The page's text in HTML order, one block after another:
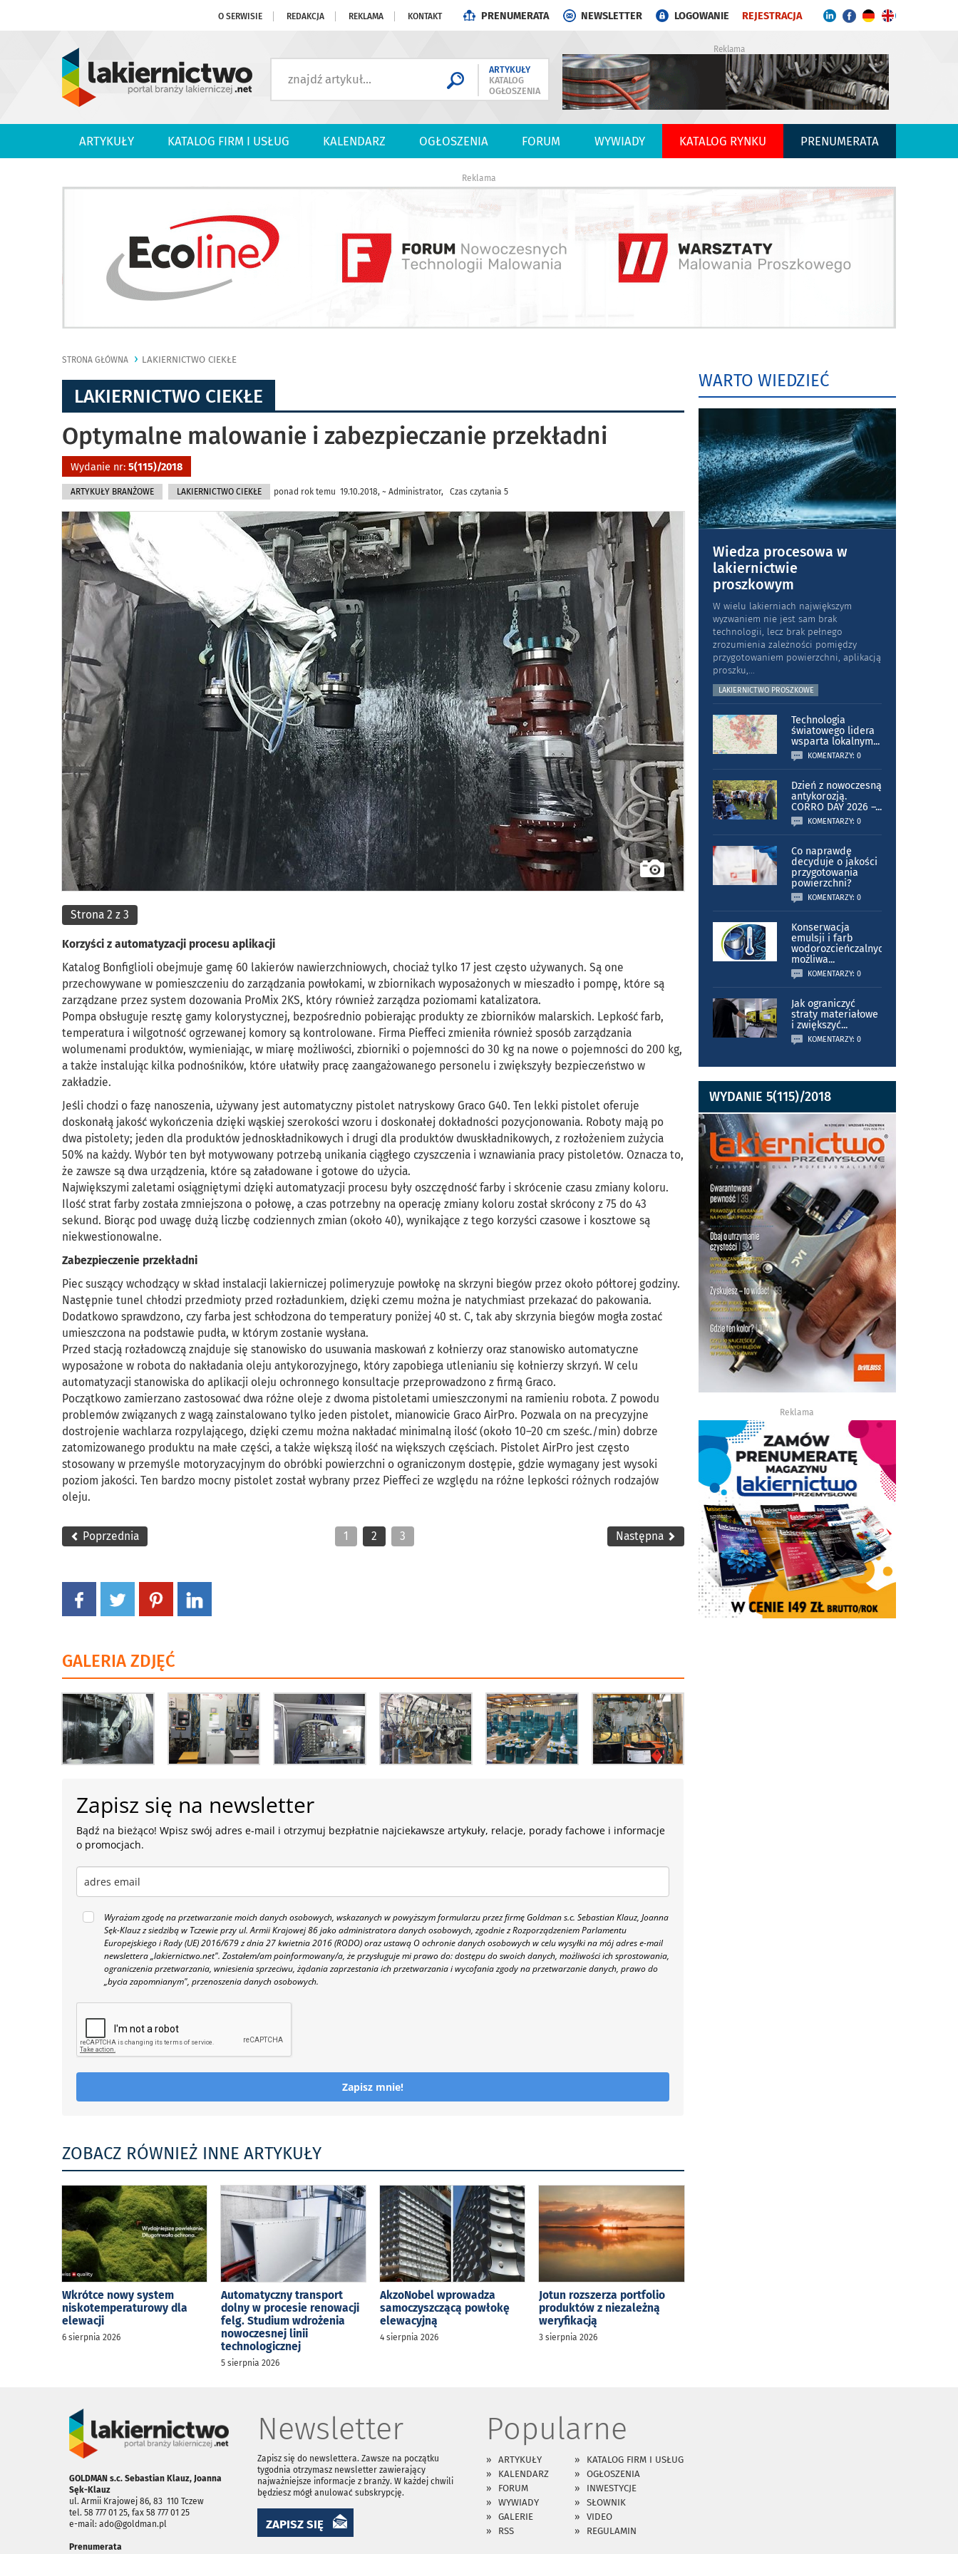
O SERWISIE REDAKCJA REKLAMA KONTAKT PRENUMERATA NEWSLETTER LOGOWANIE REJESTRACJA
ARTYKUŁY
KATALOG
OGŁOSZENIA
Reklama
ARTYKUŁY KATALOG FIRM I USŁUG KALENDARZ OGŁOSZENIA FORUM WYWIADY KATALOG RYNKU PRENUMERATA
Reklama
STRONA GŁÓWNA LAKIERNICTWO CIEKŁE
LAKIERNICTWO CIEKŁE
Optymalne malowanie i zabezpieczanie przekładni
Wydanie nr: 5(115)/2018
ARTYKUŁY BRANŻOWE LAKIERNICTWO CIEKŁE ponad rok temu 19.10.2018, ~ Administrator, Czas czytania 5
Strona 2 z 3
Korzyści z automatyzacji procesu aplikacji
Katalog Bonfiglioli obejmuje gamę 60 lakierów nawierzchniowych, chociaż tylko 17 jest często używanych. Są one
przechowywane w pomieszczeniu do zarządzania powłokami, w zbiornikach wyposażonych w mieszadło i pompę, które są
zarządzane przez system dozowania ProMix 2KS, który również zarządza poziomami katalizatora.
Pompa obsługuje resztę gamy kolorystycznej, bezpośrednio pobierając produkty ze zbiorników malarskich. Lepkość farb,
temperatura i wilgotność ogrzewanej komory są kontrolowane. Firma Pieffeci zmieniła również sposób zarządzania
wolumenami produktów, wymieniając, w miarę możliwości, zbiorniki o pojemności do 30 kg na nowe o pojemności do 200 kg,
a także instalując kilka podnośników, które ułatwiły pracę zaangażowanego personelu i zwiększyły bezpieczeństwo w
zakładzie.
Jeśli chodzi o fazę nanoszenia, używany jest automatyczny pistolet natryskowy Graco G40. Ten lekki pistolet oferuje
doskonałą jakość wykończenia dzięki wąskiej szerokości wzoru i doskonałej dokładności pozycjonowania. Roboty mają po
dwa pistolety; jeden dla produktów jednoskładnikowych i drugi dla produktów dwuskładnikowych, z rozłożeniem zużycia
50% na każdy. Wybór ten był motywowany potrzebą unikania ciągłego czyszczenia i wznawiania pracy pistoletów. Oznacza to,
że zawsze są dwa urządzenia, które są załadowane i gotowe do użycia.
Największymi zaletami osiągniętymi dzięki automatyzacji procesu były oszczędność farby i skrócenie czasu zmiany koloru.
Ilość strat farby została zmniejszona o połowę, a czas potrzebny na operację zmiany koloru został skrócony z 75 do 43
sekund. Biorąc pod uwagę dużą liczbę codziennych zmian (około 40), wynikające z tego korzyści czasowe i kosztowe są
niekwestionowalne.
Zabezpieczenie przekładni
Piec suszący wchodzący w skład instalacji lakierniczej polimeryzuje powłokę na skrzyni biegów przez około półtorej godziny.
Następnie tunel chłodzi przedmioty przed rozładunkiem, dzięki czemu można je natychmiast przekazać do pakowania.
Dodatkowo sprawdzono, czy farba jest schłodzona do temperatury poniżej 40 st. C, tak aby skrzynia biegów mogła zostać
umieszczona na podstawie pudła, w którym zostanie wysłana.
Przed stacją rozładowczą znajduje się stanowisko do usuwania maskowań z kołnierzy oraz stanowisko automatyczne
wyposażone w robota do nakładania oleju antykorozyjnego, który zapobiega utlenianiu się kołnierzy skrzyń. W celu
automatyzacji stanowiska do aplikacji oleju ochronnego konsultacje przeprowadzono z firmą Graco.
Początkowo zamierzano zastosować dwa różne oleje z dwoma pistoletami umieszczonymi na ramieniu robota. Z powodu
problemów związanych z wagą zainstalowano tylko jeden pistolet, mianowicie Graco AirPro. Pozwala on na precyzyjne
dostrojenie wachlarza rozpylającego, dzięki czemu można nakładać minimalną ilość (około 10–20 cm sześc./min) dobrze
zatomizowanego produktu na małe części, a także większą ilość na większych częściach. Pistolet AirPro jest często
stosowany w przemyśle motoryzacyjnym do obróbki powierzchni o ograniczonym dostępie, gdzie wymagany jest wysoki
poziom jakości. Ten bardzo mocny pistolet został wybrany przez Pieffeci ze względu na różne lepkości różnych rodzajów
oleju.
Poprzednia 1 2 3 Następna
GALERIA ZDJĘĆ
Zapisz się na newsletter
Bądź na bieżąco! Wpisz swój adres e-mail i otrzymuj bezpłatnie najciekawsze artykuły, relacje, porady fachowe i informacje
o promocjach.
Wyrażam zgodę na przetwarzanie moich danych osobowych, wskazanych w powyższym formularzu przez firmę Goldman s.c. Sebastian Klauz, Joanna
Sęk-Klauz z siedzibą w Tczewie przy ul. Armii Krajowej 86 jako administratora danych osobowych, zgodnie z Rozporządzeniem Parlamentu
Europejskiego i Rady (UE) 2016/679 z dnia 27 kwietnia 2016 (RODO) oraz ustawą O ochronie danych osobowych w celu wysyłki na mój adres e-mail
newslettera „lakiernictwo.net". Zostałem/am poinformowany/a, że przysługuje mi prawo do: dostępu do swoich danych, możliwości ich sprostowania,
ograniczenia przetwarzania, wniesienia sprzeciwu, żądania zaprzestania ich przetwarzania i wycofania zgody na przetwarzanie danych, prawo do
„bycia zapomnianym", przenoszenia danych osobowych.
Zapisz mnie!
ZOBACZ RÓWNIEŻ INNE ARTYKUŁY
Wkrótce nowy system
niskotemperaturowy dla
elewacji
6 sierpnia 2026
Automatyczny transport
dolny w procesie renowacji
felg. Studium wdrożenia
nowoczesnej linii
technologicznej
5 sierpnia 2026
AkzoNobel wprowadza
samoczyszczącą powłokę
elewacyjną
4 sierpnia 2026
Jotun rozszerza portfolio
produktów z niezależną
weryfikacją
3 sierpnia 2026
WARTO WIEDZIEĆ
Wiedza procesowa w
lakiernictwie
proszkowym
W wielu lakierniach największym
wyzwaniem nie jest sam brak
technologii, lecz brak pełnego
zrozumienia zależności pomiędzy
przygotowaniem powierzchni, aplikacją
proszku,...
LAKIERNICTWO PROSZKOWE
Technologia
światowego lidera
wsparta lokalnym...
KOMENTARZY: 0
Dzień z nowoczesną
antykorozją.
CORRO DAY 2026 –...
KOMENTARZY: 0
Co naprawdę
decyduje o jakości
przygotowania
powierzchni?
KOMENTARZY: 0
Konserwacja
emulsji i farb
wodorozcieńczalnych
możliwa...
KOMENTARZY: 0
Jak ograniczyć
straty materiałowe
i zwiększyć...
KOMENTARZY: 0
WYDANIE 5(115)/2018
Reklama
GOLDMAN s.c. Sebastian Klauz, Joanna
Sęk-Klauz
ul. Armii Krajowej 86, 83 ­ 110 Tczew
tel. 58 777 01 25, fax 58 777 01 25
e-mail: ado@goldman.pl
Prenumerata
Newsletter
Zapisz się do newslettera. Zawsze na początku
tygodnia otrzymasz newsletter zawierający
najważniejsze informacje z branży. W każdej chwili
będziesz mógł anulować subskrypcję.
ZAPISZ SIĘ
Popularne
ARTYKUŁY
KATALOG FIRM I USŁUG
KALENDARZ
OGŁOSZENIA
FORUM
INWESTYCJE
WYWIADY
SŁOWNIK
GALERIE
VIDEO
RSS
REGULAMIN